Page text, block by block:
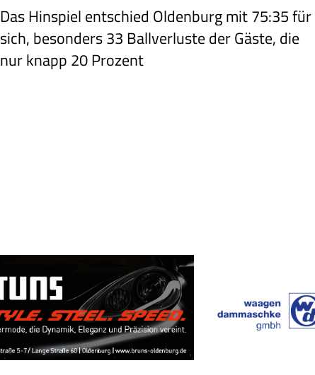
Das Hinspiel entschied Oldenburg mit75:35 für
sich, besonders 33 Ballverlusteder Gäste, die
nur knapp 20 Prozent